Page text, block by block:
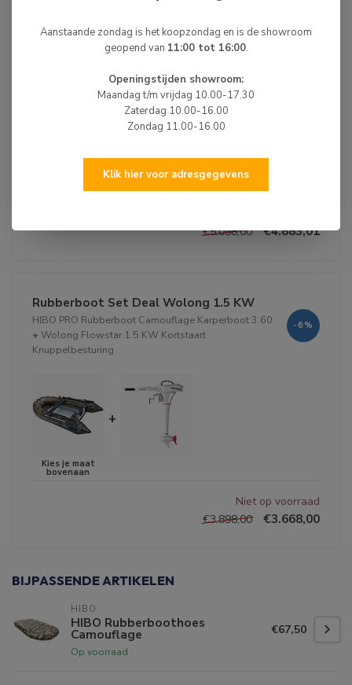
Rubberboot Set Deal 20 PK
HIBO PRO Rubberboot Camouflage Karperboot 3.60
€5.098,00
€4.883,01
Rubberboot Set Deal Wolong 1.5 KW
HIBO PRO Rubberboot Camouflage Karperboot 3.60
+ Wolong Flowstar 1.5 KW Kortstaart
Knuppelbesturing
-6%
+
Niet op voorraad
€3.898,00
€3.668,00
BIJPASSENDE ARTIKELEN
HIBO
HIBO Rubberboothoes
Camouflage
Op voorraad
€67,50
Aanstaande zondag is het koopzondag en is de showroom
geopend van 11:00 tot 16:00.
Openingstijden showroom:
Maandag t/m vrijdag 10.00-17.30
Zaterdag 10.00-16.00
Zondag 11.00-16.00
Klik hier voor adresgegevens